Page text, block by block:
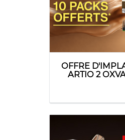
OFFRE
ARTIO 2